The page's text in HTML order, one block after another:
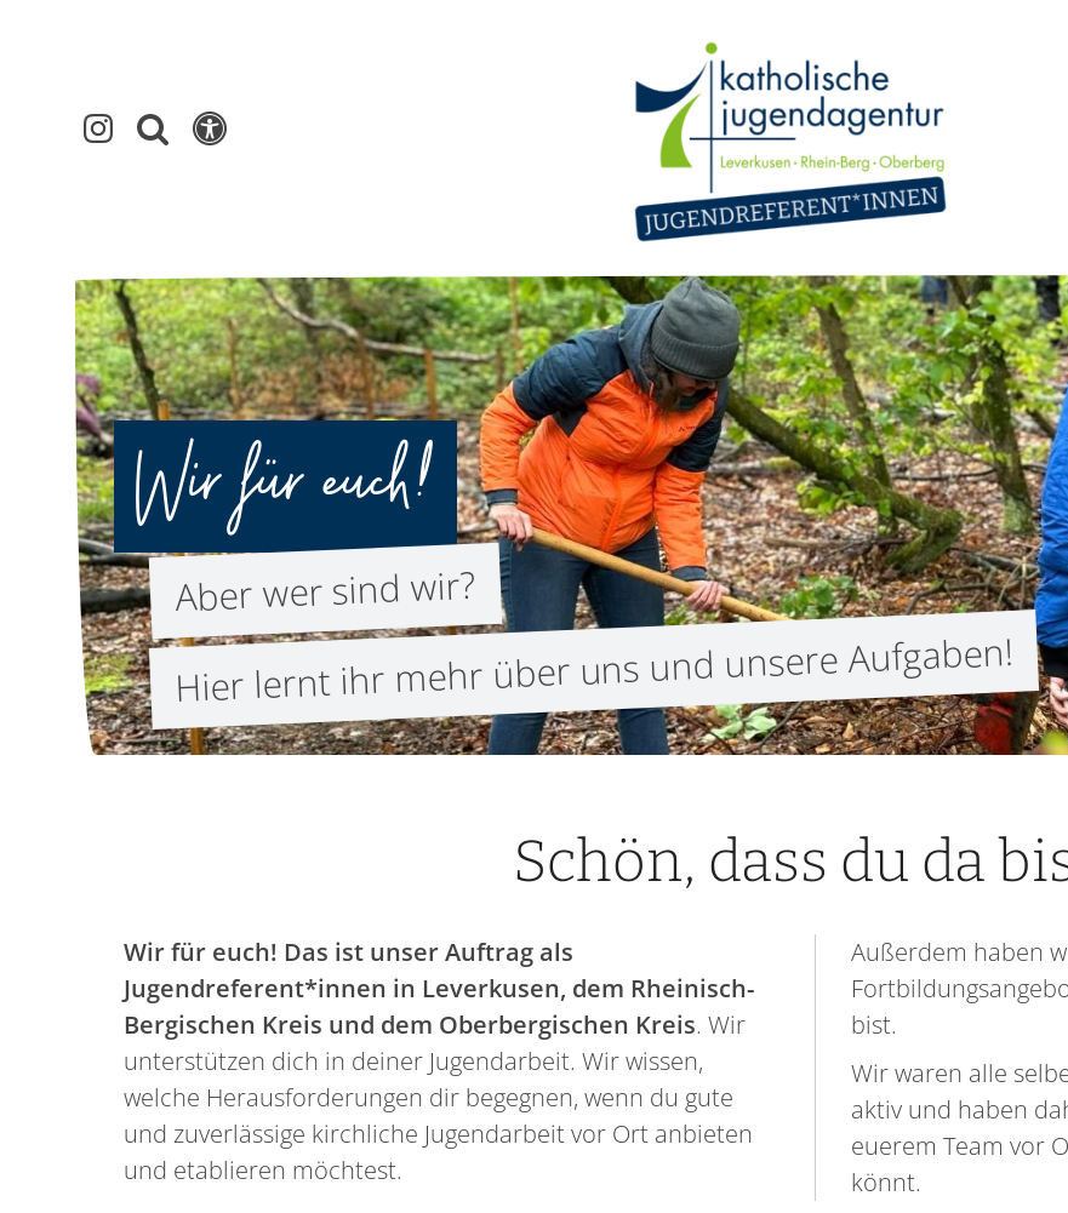
Wir für euch!
Aber wer sind wir?
Hier lernt ihr mehr über uns und unsere Aufgaben!
Schön, dass du da
Wir für euch! Das ist unser Auftrag als
Jugendreferent*innen in Leverkusen, dem Rheinisch-
Bergischen Kreis und dem Oberbergischen Kreis. Wir
unterstützen dich in deiner Jugendarbeit. Wir wissen,
welche Herausforderungen dir begegnen, wenn du gute
und zuverlässige kirchliche Jugendarbeit vor Ort anbieten
und etablieren möchtest.
Außerdem haben
bist.
Wir waren alle
aktiv und haben
euerem Team vor
könnt.